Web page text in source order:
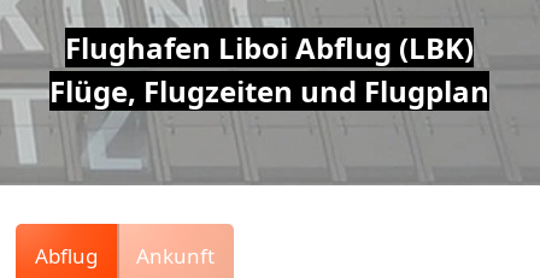
Air
Traffic
Live
Flughafen Liboi Abflug (LBK)
Flüge, Flugzeiten und Flugplan
Abflug Ankunft